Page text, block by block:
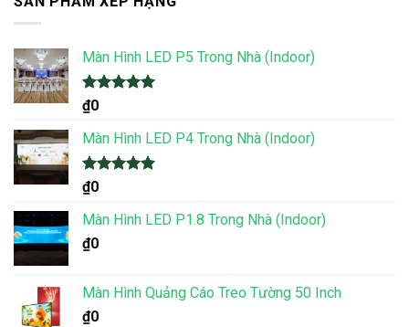
Màn Hình LED P5 Trong Nhà (Indoor)
Được xếp
hạng
5 sao
₫0
Màn Hình LED P4 Trong Nhà (Indoor)
Được xếp
hạng
5 sao
₫0
Màn Hình LED P1.8 Trong Nhà (Indoor)
₫0
Màn Hình Quảng Cáo Treo Tường 50 Inch
₫0